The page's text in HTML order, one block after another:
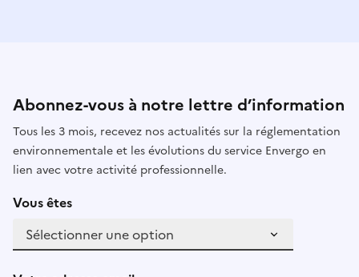
Abonnez-vous à notre lettre d’information
Tous les 3 mois, recevez nos actualités sur la réglementation
environnementale et les évolutions du service Envergo en
lien avec votre activité professionnelle.
Vous êtes